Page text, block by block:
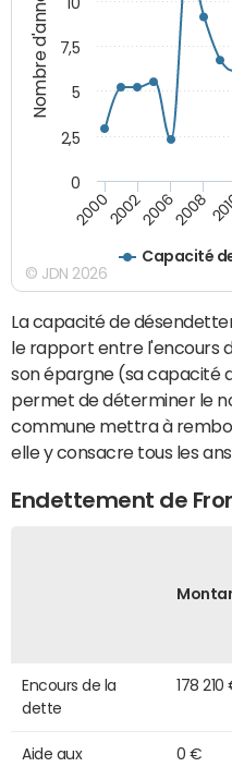
Nombre d'années
Capacité
2000200220062008
0
2,5
5
7,5
© JDN 2026
La capacité de
le rapport entre l'encours
son épargne (sa capacité
permet de déterminer le
commune mettra à
elle y consacre tous les
Endettement de
Encours de la
dette
178 210
Aide aux
0 €